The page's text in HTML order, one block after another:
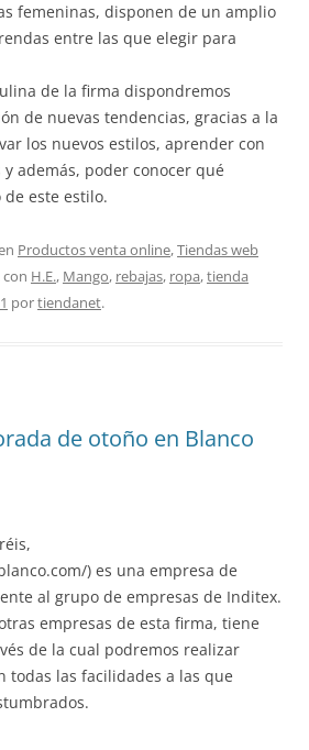
femeninas, disponen de un amplio
entre las que elegir para
de la firma dispondremos
de nuevas tendencias, gracias a la
los nuevos estilos, aprender con
además, poder conocer qué
este estilo.
Productos venta online,Tiendas web
H.E., Mango, rebajas, ropa,tienda
portiendanet.
de otoño en Blanco
) es una empresa de
al grupo de empresas de Inditex.
empresas de esta firma, tiene
de la cual podremos realizar
todas las facilidades a las que